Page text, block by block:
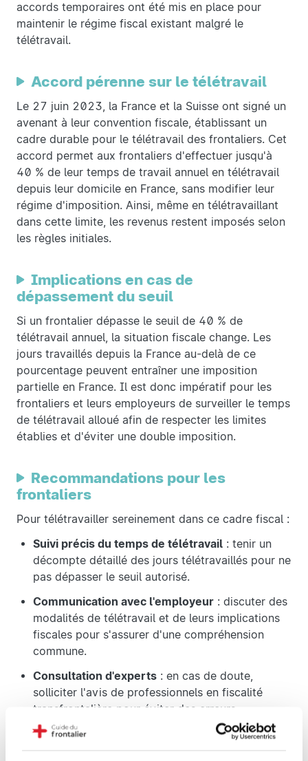
accords temporaires ont été mis en place pour
maintenir le régime fiscal existant malgré le
télétravail.
Accord pérenne sur le télétravail
Le 27 juin 2023, la France et la Suisse ont signé un
avenant à leur convention fiscale, établissant un
cadre durable pour le télétravail des frontaliers. Cet
accord permet aux frontaliers d'effectuer jusqu'à
40 % de leur temps de travail annuel en télétravail
depuis leur domicile en France, sans modifier leur
régime d'imposition. Ainsi, même en télétravaillant
dans cette limite, les revenus restent imposés selon
les règles initiales.
Implications en cas de
dépassement du seuil
Si un frontalier dépasse le seuil de 40 % de
télétravail annuel, la situation fiscale change. Les
jours travaillés depuis la France au-delà de ce
pourcentage peuvent entraîner une imposition
partielle en France. Il est donc impératif pour les
frontaliers et leurs employeurs de surveiller le temps
de télétravail alloué afin de respecter les limites
établies et d'éviter une double imposition.
Recommandations pour les
frontaliers
Pour télétravailler sereinement dans ce cadre fiscal :
Suivi précis du temps de télétravail : tenir un
décompte détaillé des jours télétravaillés pour ne
pas dépasser le seuil autorisé.
Communication avec l'employeur : discuter des
modalités de télétravail et de leurs implications
fiscales pour s'assurer d'une compréhension
commune.
Consultation d'experts : en cas de doute,
solliciter l'avis de professionnels en fiscalité
transfrontalière pour éviter des erreurs
coûteuses.